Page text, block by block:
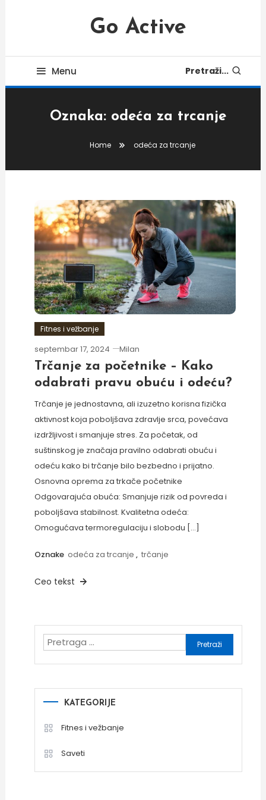
Go Active
Menu Pretraži...
Oznaka: odeća za trcanje
Home odeća za trcanje
Fitnes i vežbanje
septembar 17, 2024 Milan
Trčanje za početnike – Kako
odabrati pravu obuću i odeću?
Trčanje je jednostavna, ali izuzetno korisna fizička
aktivnost koja poboljšava zdravlje srca, povećava
izdržljivost i smanjuje stres. Za početak, od
suštinskog je značaja pravilno odabrati obuću i
odeću kako bi trčanje bilo bezbedno i prijatno.
Osnovna oprema za trkače početnike
Odgovarajuća obuća: Smanjuje rizik od povreda i
poboljšava stabilnost. Kvalitetna odeća:
Omogućava termoregulaciju i slobodu […]
Oznake odeća za trcanje , trčanje
Ceo tekst
Pretraga
za:
KATEGORIJE
Fitnes i vežbanje
Saveti